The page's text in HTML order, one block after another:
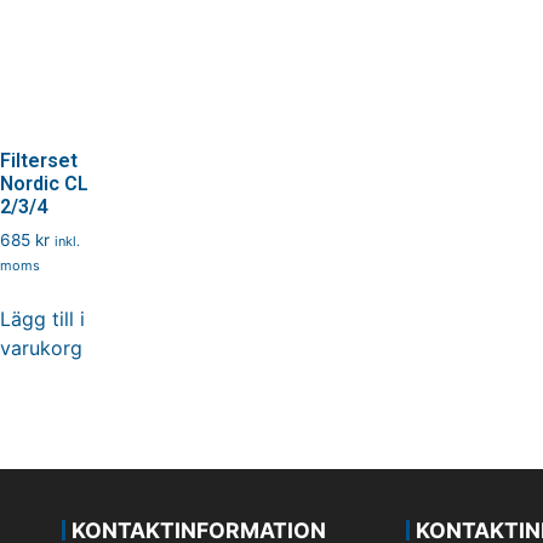
Filterset
Nordic CL
2/3/4
685 kr inkl.
moms
Lägg till i
varukorg
KONTAKTINFORMATION